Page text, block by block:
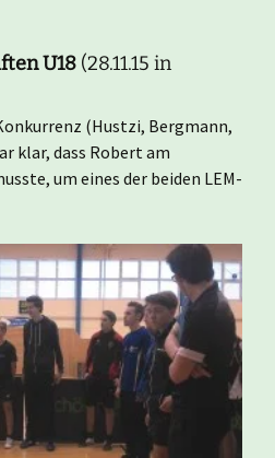
U18 (28.11.15 in
(Hustzi, Bergmann,
klar, dass Robert am
um eines der beiden LEM-